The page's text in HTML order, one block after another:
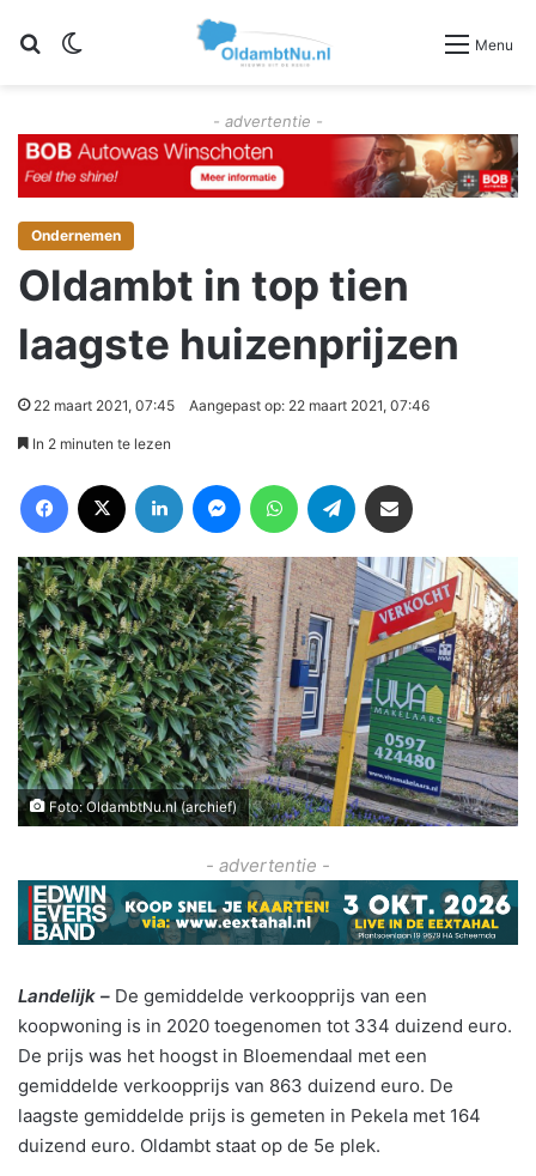
Zoeken Menu
- advertentie -
Ondernemen
Oldambt in top tien
laagste huizenprijzen
22 maart 2021, 07:45 Aangepast op: 22 maart 2021, 07:46
In 2 minuten te lezen
Foto: OldambtNu.nl (archief)
- advertentie -
Landelijk – De gemiddelde verkoopprijs van een
koopwoning is in 2020 toegenomen tot 334 duizend euro.
De prijs was het hoogst in Bloemendaal met een
gemiddelde verkoopprijs van 863 duizend euro. De
laagste gemiddelde prijs is gemeten in Pekela met 164
duizend euro. Oldambt staat op de 5e plek.